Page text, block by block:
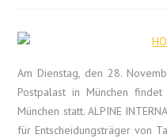
Am Dienstag, den 28.
Postpalast in München
München statt. ALPINE
für Entscheidungsträger von